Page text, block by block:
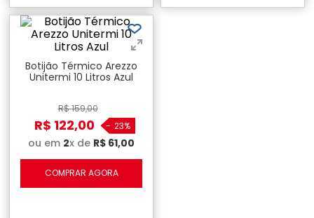
Botijão Térmico Arezzo
Unitermi 10 Litros Azul
R$159,00
R$ 122,00 - 23%
ou em 2x de R$ 61,00
COMPRAR AGORA